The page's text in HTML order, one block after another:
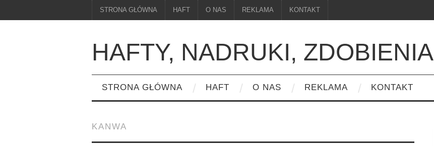
STRONA GŁÓWNA HAFT O NAS REKLAMA KONTAKT
HAFTY, NADRUKI, ZDOBIENIA
STRONA GŁÓWNA HAFT O NAS REKLAMA KONTAKT
KANWA